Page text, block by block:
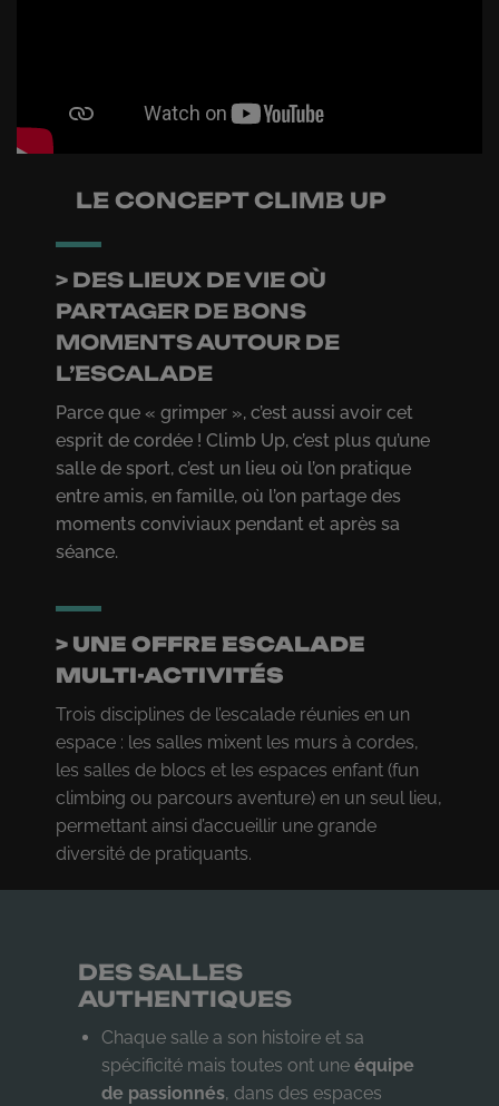
LE CONCEPT CLIMB UP
> DES LIEUX DE VIE OÙ
PARTAGER DE BONS
MOMENTS AUTOUR DE
L’ESCALADE
Parce que « grimper », c’est aussi avoir cet
esprit de cordée ! Climb Up, c’est plus qu’une
salle de sport, c’est un lieu où l’on pratique
entre amis, en famille, où l’on partage des
moments conviviaux pendant et après sa
séance.
> UNE OFFRE ESCALADE
MULTI-ACTIVITÉS
Trois disciplines de l’escalade réunies en un
espace : les salles mixent les murs à cordes,
les salles de blocs et les espaces enfant (fun
climbing ou parcours aventure) en un seul lieu,
permettant ainsi d’accueillir une grande
diversité de pratiquants.
DES SALLES
AUTHENTIQUES
Chaque salle a son histoire et sa
spécificité mais toutes ont une équipe
de passionnés, dans des espaces